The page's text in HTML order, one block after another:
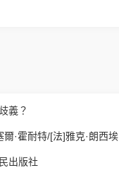
義？
·霍耐特/[法]雅克·朗西埃
出版社